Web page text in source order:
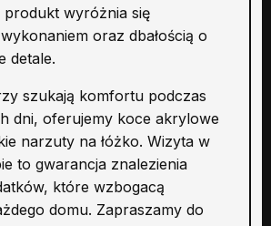
produkt wyróżnia się
oraz dbałością o
detale.
szukają komfortu podczas
dni, oferujemy koce akrylowe
narzuty na łóżko. Wizyta w
to gwarancja znalezienia
które wzbogacą
domu. Zapraszamy do